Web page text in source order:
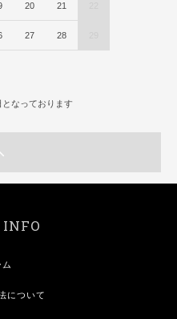
20 21
27 28
なっております
ム
について